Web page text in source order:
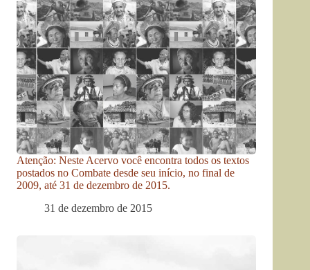
Atenção: Neste Acervo você encontra todos os textos
postados no Combate desde seu início, no final de
2009, até 31 de dezembro de 2015.
31 de dezembro de 2015